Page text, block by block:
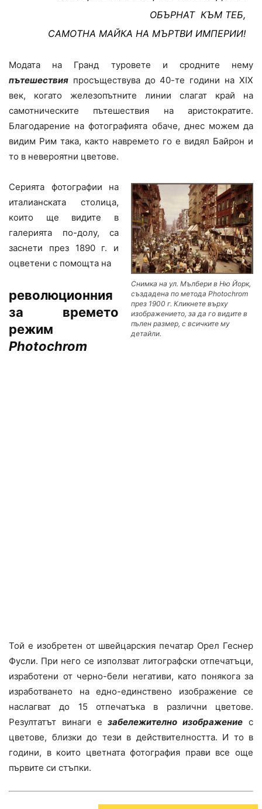
ОБЪРНАТ КЪМ ТЕБ,
САМОТНА МАЙКА НА МЪРТВИ ИМПЕРИИ!
Модата на Гранд туровете и сродните нему
пътешествия просъществува до 40-те години на XIX
век, когато железопътните линии слагат край на
самотническите пътешествия на аристократите.
Благодарение на фотографията обаче, днес можем да
видим Рим така, както навремето го е видял Байрон и
то в невероятни цветове.
Снимка на ул. Мълбери в Ню Йорк,
създадена по метода Photochrom
през 1900 г. Кликнете върху
изображението, за да го видите в
пълен размер, с всичките му
детайли.
Серията фотографии на
италианската столица,
които ще видите в
галерията по-долу, са
заснети през 1890 г. и
оцветени с помощта на
революционния
за времето
режим
Photochrom
Той е изобретен от швейцарския печатар Орел Геснер
Фусли. При него се използват литографски отпечатъци,
изработени от черно-бели негативи, като понякога за
изработването на едно-единствено изображение се
наслагват до 15 отпечатъка в различни цветове.
Резултатът винаги езабележително изображение с
цветове, близки до тези в действителността. И то в
години, в които цветната фотография прави все още
първите си стъпки.